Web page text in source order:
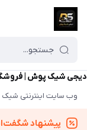
دیجی شیک پوش |
وب سایت اینترنتی
پیشنهاد